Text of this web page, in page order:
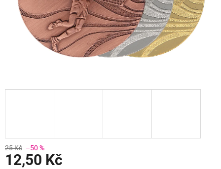
25 Kč –50 %
12,50 Kč